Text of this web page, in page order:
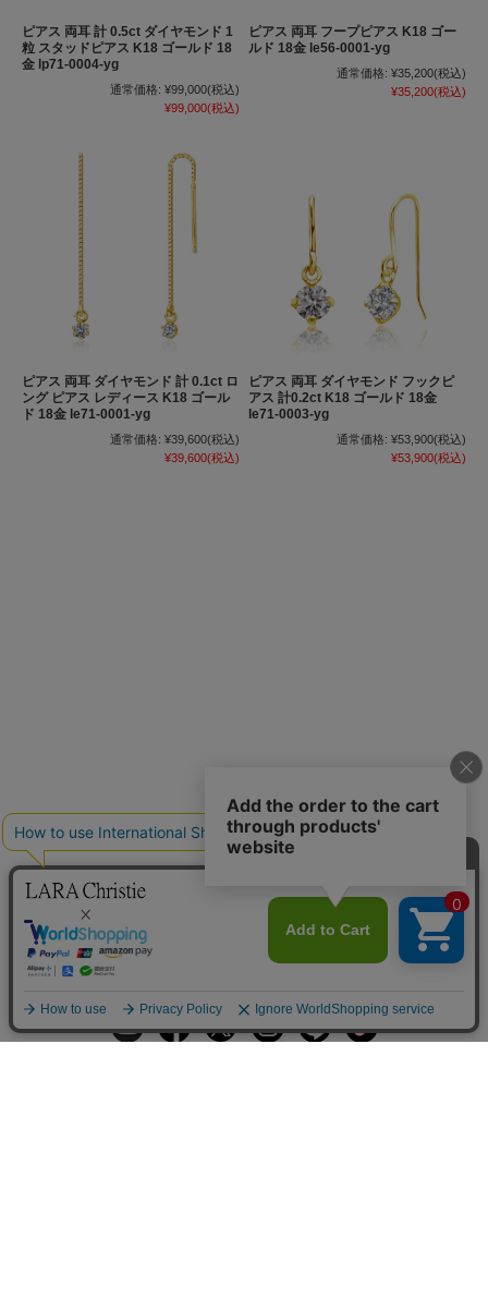
ピアス 両耳 計 0.5ct ダイヤモンド 1
粒 スタッドピアス K18 ゴールド 18
金 lp71-0004-yg
通常価格: ¥99,000(税込)
¥99,000(税込)
ピアス 両耳 フープピアス K18 ゴー
ルド 18金 le56-0001-yg
通常価格: ¥35,200(税込)
¥35,200(税込)
ピアス 両耳 ダイヤモンド 計 0.1ct ロ
ング ピアス レディース K18 ゴール
ド 18金 le71-0001-yg
通常価格: ¥39,600(税込)
¥39,600(税込)
ピアス 両耳 ダイヤモンド フックピ
アス 計0.2ct K18 ゴールド 18金
le71-0003-yg
通常価格: ¥53,900(税込)
¥53,900(税込)